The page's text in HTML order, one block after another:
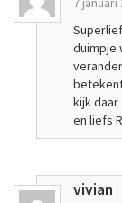
duimpje
kijk daar
en liefs
vivian